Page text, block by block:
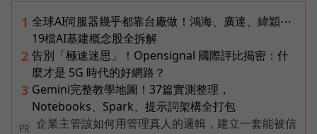
1 全球AI伺服器幾乎都靠台廠做！鴻海、廣達、緯穎⋯
19檔AI基建概念股全拆解
2 告別「極速迷思」！Opensignal 國際評比揭密：什
麼才是 5G 時代的好網路？
3 Gemini完整教學地圖！37篇實測整理，
Notebooks、Spark、提示詞架構全打包
PR
企業主管該如何用管理真人的邏輯，建立一套能被信